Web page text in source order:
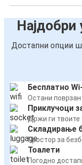
Најдобри
Достапни опции
Бесплатно
Остани
Приклучоци
Држи ги
Складирање
Простор за
Тоалети
Погодно